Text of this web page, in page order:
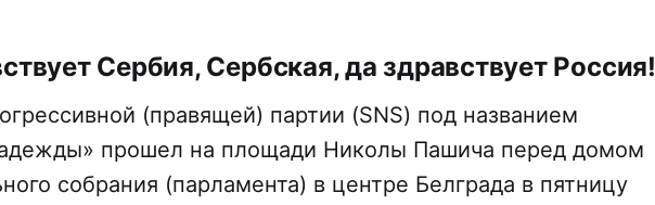
Сербия, Сербская, да здравствует Россия!
(правящей) партии (SNS) под названием
прошел на площади Николы Пашича перед домом
собрания (парламента) в центре Белграда в пятницу